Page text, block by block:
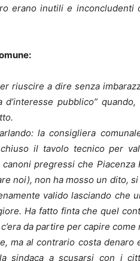
erano inutili e inconcludenti
riuscire a dire senza
d’interesse pubblico”
la consigliera
il tavolo tecnico per
pregressi che Piacenza
noi), non ha mosso un dito,
valido lasciando che
Ha fatto finta che quel
da partire per capire come
ma al contrario costa denaro
sindaca a scusarsi con i